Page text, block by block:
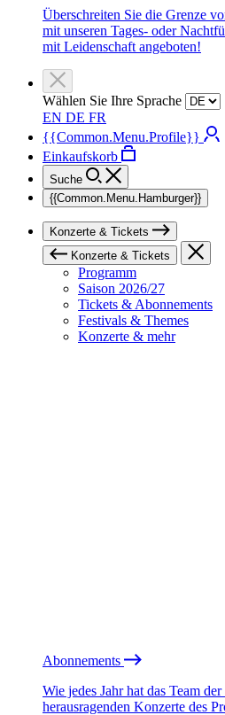
Überschreiten Sie die Grenze
mit unseren Tages- oder
mit Leidenschaft angeboten!
Wählen Sie Ihre Sprache
EN DE FR
{{Common.Menu.Profile}}
Einkaufskorb
Suche
{{Common.Menu.Hamburger}}
Konzerte & Tickets
Konzerte & Tickets
Programm
Saison 2026/27
Tickets & Abonnements
Festivals & Themes
Konzerte & mehr
Abonnements
Wie jedes Jahr hat das Team
herausragenden Konzerte des